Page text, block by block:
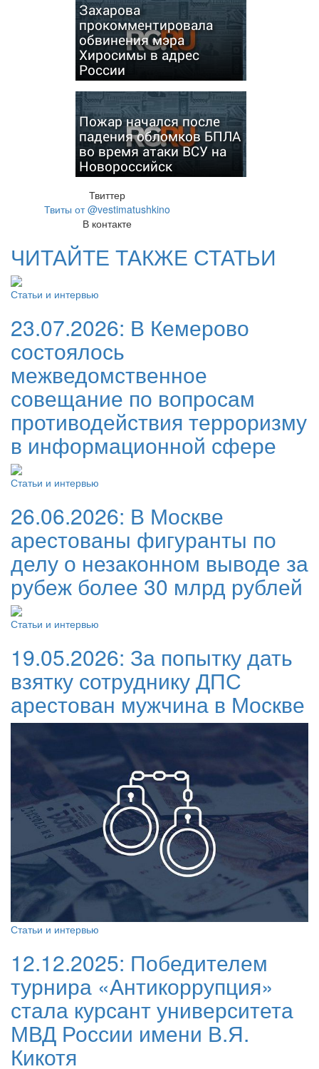
Захарова
прокомментировала
обвинения мэра
Хиросимы в адрес
России
Пожар начался после
падения обломков БПЛА
во время атаки ВСУ на
Новороссийск
Твиттер
Твиты от @vestimatushkino
В контакте
ЧИТАЙТЕ ТАКЖЕ СТАТЬИ
Статьи и интервью
23.07.2026: В Кемерово
состоялось
межведомственное
совещание по вопросам
противодействия терроризму
в информационной сфере
Статьи и интервью
26.06.2026: В Москве
арестованы фигуранты по
делу о незаконном выводе за
рубеж более 30 млрд рублей
Статьи и интервью
19.05.2026: За попытку дать
взятку сотруднику ДПС
арестован мужчина в Москве
Статьи и интервью
12.12.2025: Победителем
турнира «Антикоррупция»
стала курсант университета
МВД России имени В.Я.
Кикотя